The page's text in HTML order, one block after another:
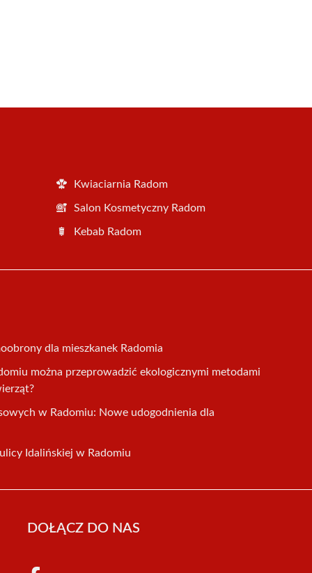
Kwiaciarnia Radom
Salon Kosmetyczny Radom
Kebab Radom
dla mieszkanek Radomia
można przeprowadzić ekologicznymi metodami
w Radomiu: Nowe udogodnienia dla
Idalińskiej w Radomiu
DOŁĄCZ DO NAS